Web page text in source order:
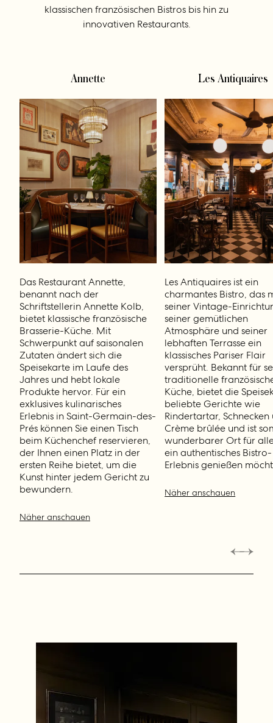
klassischen französischen Bistros bis hin zu
innovativen Restaurants.
Annette
Das Restaurant Annette,
benannt nach der
Schriftstellerin Annette Kolb,
bietet klassische französische
Brasserie-Küche. Mit
Schwerpunkt auf saisonalen
Zutaten ändert sich die
Speisekarte im Laufe des
Jahres und hebt lokale
Produkte hervor. Für ein
exklusives kulinarisches
Erlebnis in Saint-Germain-des-
Prés können Sie einen Tisch
beim Küchenchef reservieren,
der Ihnen einen Platz in der
ersten Reihe bietet, um die
Kunst hinter jedem Gericht zu
bewundern.
Näher anschauen
Les Antiquaires
Les Antiquaires ist ein
charmantes Bistro, das
seiner Vintage-
seiner gemütlichen
Atmosphäre und seiner
lebhaften Terrasse ein
klassisches Pariser Flair
versprüht. Bekannt für
traditionelle
Küche, bietet die
beliebte Gerichte wie
Rindertartar, Schnecken
Crème brûlée und ist
wunderbarer Ort für
ein authentisches Bistro-
Erlebnis genießen
Näher anschauen